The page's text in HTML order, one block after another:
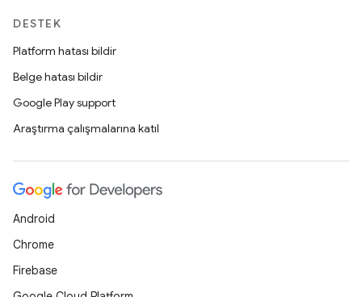
DESTEK
Platform hatası bildir
Belge hatası bildir
Google Play support
Araştırma çalışmalarına katıl
Android
Chrome
Firebase